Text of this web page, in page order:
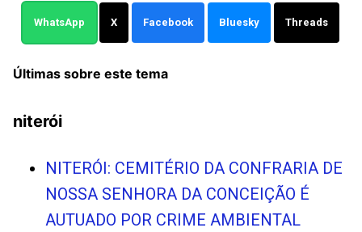
WhatsApp X Facebook Bluesky Threads
Últimas sobre este tema
niterói
NITERÓI: CEMITÉRIO DA CONFRARIA DE
NOSSA SENHORA DA CONCEIÇÃO É
AUTUADO POR CRIME AMBIENTAL